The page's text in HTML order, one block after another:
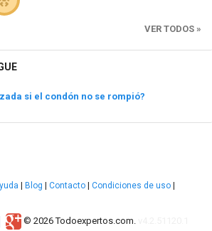
VER TODOS »
si el condón no se rompió?
| Blog | Contacto | Condiciones de uso |
© 2026 Todoexpertos.com.